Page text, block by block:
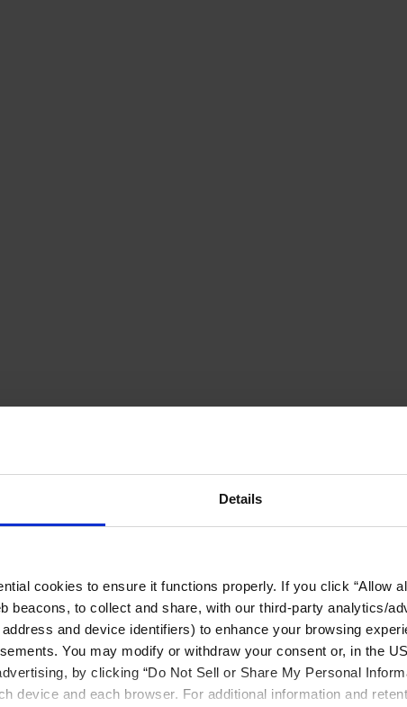
Details
cookies to ensure it functions properly. If you click “Allow
beacons, to collect and share, with our third-party analytics/
and device identifiers) to enhance your browsing
You may modify or withdraw your consent or, in the
by clicking “Do Not Sell or Share My Personal
device and each browser. For additional information and